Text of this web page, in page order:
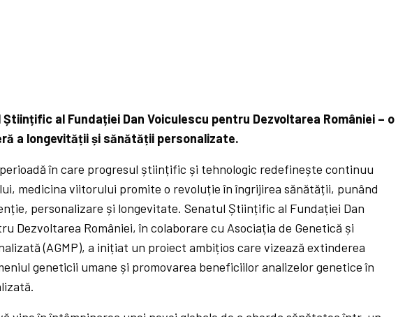
al Fundației Dan Voiculescu pentru Dezvoltarea României – o
a longevității și sănătății personalizate.
în care progresul științific și tehnologic redefinește continuu
medicina viitorului promite o revoluție în îngrijirea sănătății, punând
personalizare și longevitate. Senatul Științific al Fundației Dan
Dezvoltarea României, în colaborare cu Asociația de Genetică și
(AGMP), a inițiat un proiect ambițios care vizează extinderea
geneticii umane și promovarea beneficiilor analizelor genetice în